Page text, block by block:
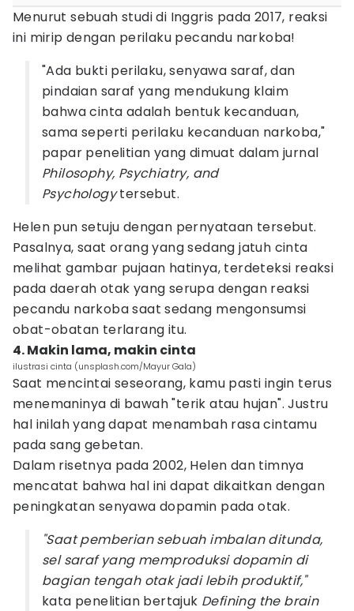
Menurut sebuah studi di Inggris pada 2017, reaksi
ini mirip dengan perilaku pecandu narkoba!
"Ada bukti perilaku, senyawa saraf, dan
pindaian saraf yang mendukung klaim
bahwa cinta adalah bentuk kecanduan,
sama seperti perilaku kecanduan narkoba,"
papar penelitian yang dimuat dalam jurnal
Philosophy, Psychiatry, and
Psychologytersebut.
Helen pun setuju dengan pernyataan tersebut.
Pasalnya, saat orang yang sedang jatuh cinta
melihat gambar pujaan hatinya, terdeteksi reaksi
pada daerah otak yang serupa dengan reaksi
pecandu narkoba saat sedang mengonsumsi
obat-obatan terlarang itu.
4. Makin lama, makin cinta
ilustrasi cinta (unsplash.com/Mayur Gala)
Saat mencintai seseorang, kamu pasti ingin terus
menemaninya di bawah "terik atau hujan". Justru
hal inilah yang dapat menambah rasa cintamu
pada sang gebetan.
Dalam risetnya pada 2002, Helen dan timnya
mencatat bahwa hal ini dapat dikaitkan dengan
peningkatan senyawa dopamin pada otak.
"Saat pemberian sebuah imbalan ditunda,
sel saraf yang memproduksi dopamin di
bagian tengah otak jadi lebih produktif,"
kata penelitian bertajuk Defining the brain